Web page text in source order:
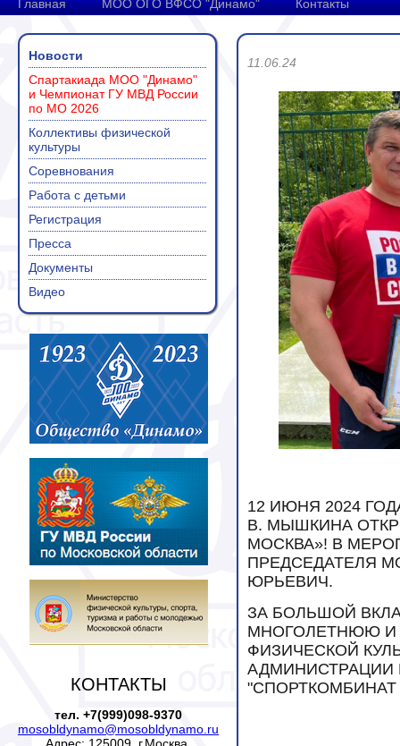
Главная МОО ОГО ВФСО "Динамо" Контакты
Новости
Спартакиада МОО "Динамо"
и Чемпионат ГУ МВД России
по МО 2026
Коллективы физической
культуры
Соревнования
Работа с детьми
Регистрация
Пресса
Документы
Видео
КОНТАКТЫ
тел. +7(999)098-9370
mosobldynamo@mosobldynamo.ru
Адрес: 125009, г.Москва,
11.06.24
12 ИЮНЯ 2024
В. МЫШКИНА
МОСКВА»! В
ПРЕДСЕДАТЕЛЯ
ЮРЬЕВИЧ.
ЗА БОЛЬШОЙ
МНОГОЛЕТНЮЮ И
ФИЗИЧЕСКОЙ
АДМИНИСТРАЦИИ